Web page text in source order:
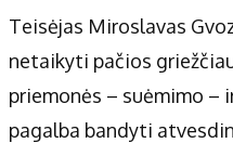
Teisėjas Miroslavas
netaikyti pačios
priemonės – suėmimo –
pagalba bandyti